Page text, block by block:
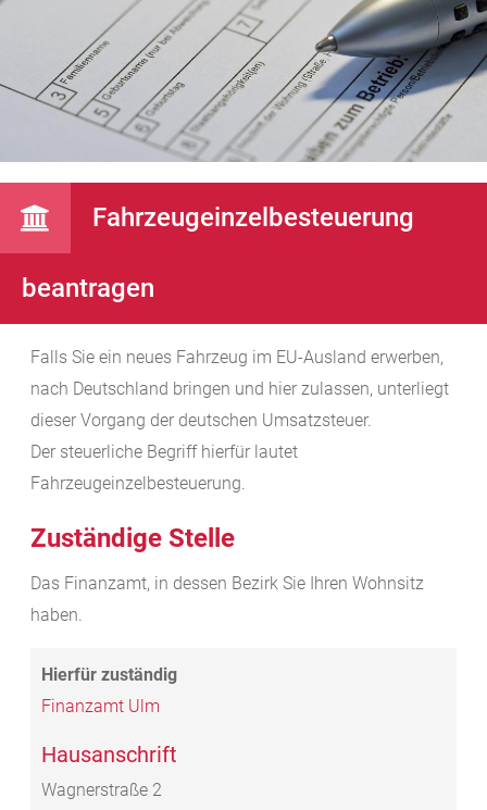
Fahrzeugeinzelbesteuerung
beantragen
Falls Sie ein neues Fahrzeug im EU-Ausland erwerben,
nach Deutschland bringen und hier zulassen, unterliegt
dieser Vorgang der deutschen Umsatzsteuer.
Der steuerliche Begriff hierfür lautet
Fahrzeugeinzelbesteuerung.
Zuständige Stelle
Das Finanzamt, in dessen Bezirk Sie Ihren Wohnsitz
haben.
Finanzamt Ulm
Hausanschrift
Wagnerstraße 2